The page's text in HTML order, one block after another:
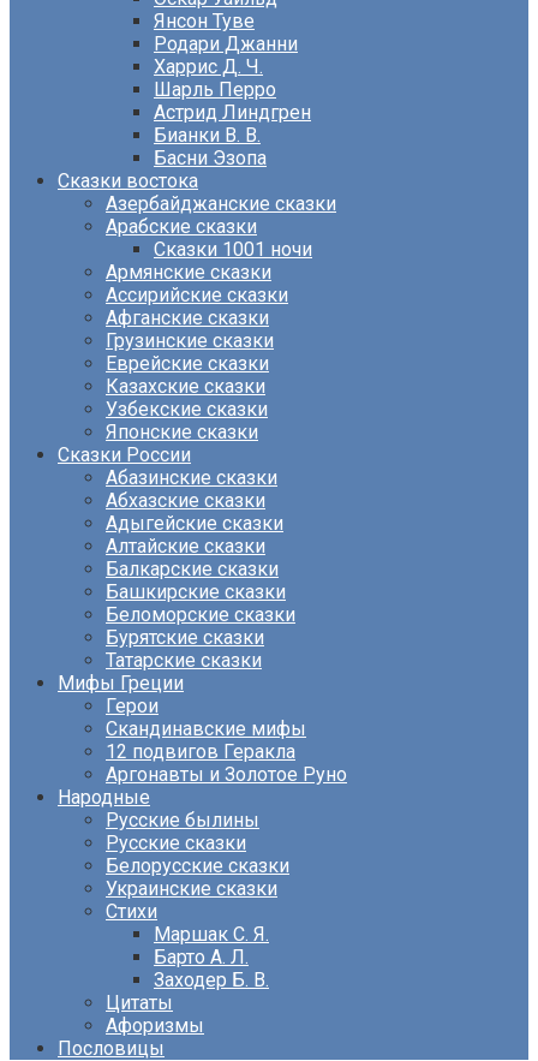
Янсон Туве
Родари Джанни
Харрис Д. Ч.
Шарль Перро
Астрид Линдгрен
Бианки В. В.
Басни Эзопа
Сказки востока
Азербайджанские сказки
Арабские сказки
Сказки 1001 ночи
Армянские сказки
Ассирийские сказки
Афганские сказки
Грузинские сказки
Еврейские сказки
Казахские сказки
Узбекские сказки
Японские сказки
Сказки России
Абазинские сказки
Абхазские сказки
Адыгейские сказки
Алтайские сказки
Балкарские сказки
Башкирские сказки
Беломорские сказки
Бурятские сказки
Татарские сказки
Мифы Греции
Герои
Скандинавские мифы
12 подвигов Геракла
Аргонавты и Золотое Руно
Народные
Русские былины
Русские сказки
Белорусские сказки
Украинские сказки
Стихи
Маршак С. Я.
Барто А. Л.
Заходер Б. В.
Цитаты
Афоризмы
Пословицы